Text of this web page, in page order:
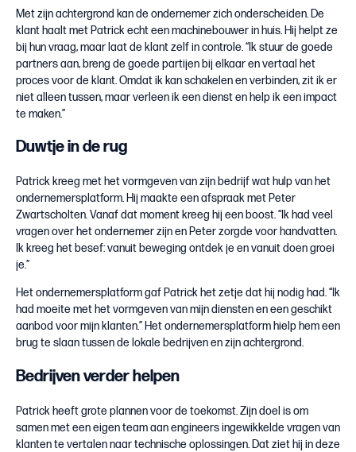
Met zijn achtergrond kan de ondernemer zich onderscheiden. De
klant haalt met Patrick echt een machinebouwer in huis. Hij helpt ze
bij hun vraag, maar laat de klant zelf in controle. “Ik stuur de goede
partners aan, breng de goede partijen bij elkaar en vertaal het
proces voor de klant. Omdat ik kan schakelen en verbinden, zit ik er
niet alleen tussen, maar verleen ik een dienst en help ik een impact
te maken.”
Duwtje in de rug
Patrick kreeg met het vormgeven van zijn bedrijf wat hulp van het
ondernemersplatform. Hij maakte een afspraak met Peter
Zwartscholten. Vanaf dat moment kreeg hij een boost. “Ik had veel
vragen over het ondernemer zijn en Peter zorgde voor handvatten.
Ik kreeg het besef: vanuit beweging ontdek je en vanuit doen groei
je.”
Het ondernemersplatform gaf Patrick het zetje dat hij nodig had. “Ik
had moeite met het vormgeven van mijn diensten en een geschikt
aanbod voor mijn klanten.” Het ondernemersplatform hielp hem een
brug te slaan tussen de lokale bedrijven en zijn achtergrond.
Bedrijven verder helpen
Patrick heeft grote plannen voor de toekomst. Zijn doel is om
samen met een eigen team aan engineers ingewikkelde vragen van
klanten te vertalen naar technische oplossingen. Dat ziet hij in deze